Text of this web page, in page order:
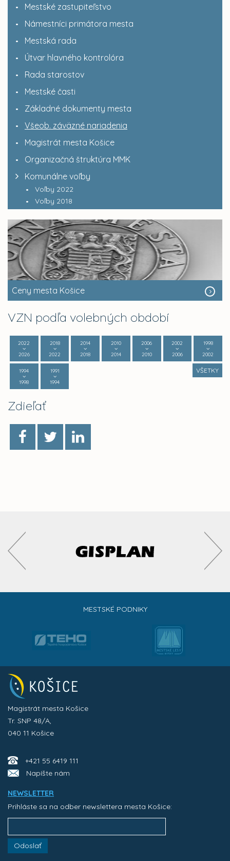
Mestské zastupiteľstvo
Námestníci primátora mesta
Mestská rada
Útvar hlavného kontrolóra
Rada starostov
Mestské časti
Základné dokumenty mesta
Všeob. záväzné nariadenia
Magistrát mesta Košice
Organizačná štruktúra MMK
Komunálne voľby
Voľby 2022
Voľby 2018
Ceny mesta Košice
VZN podľa volebných období
2022
2026
2018
2022
2014
2018
2010
2014
2006
2010
2002
2006
1998
2002
1994
1998
1991
1994
VŠETKY
Zdieľať
MESTSKÉ PODNIKY
Magistrát mesta Košice
Tr. SNP 48/A,
040 11 Košice
+421 55 6419 111
Napíšte nám
NEWSLETTER
Prihláste sa na odber newslettera mesta Košice:
Odoslať